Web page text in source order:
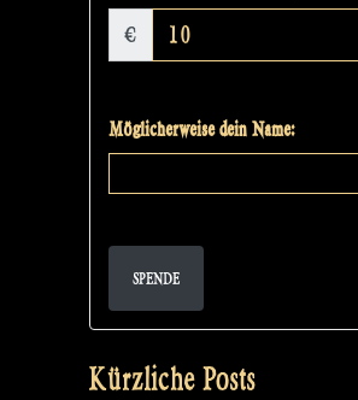
€
Möglicherweise dein Name:
SPENDE
Kürzliche Posts